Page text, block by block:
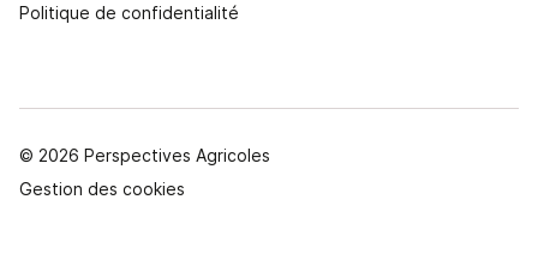
Politique de confidentialité
© 2026 Perspectives Agricoles
Gestion des cookies